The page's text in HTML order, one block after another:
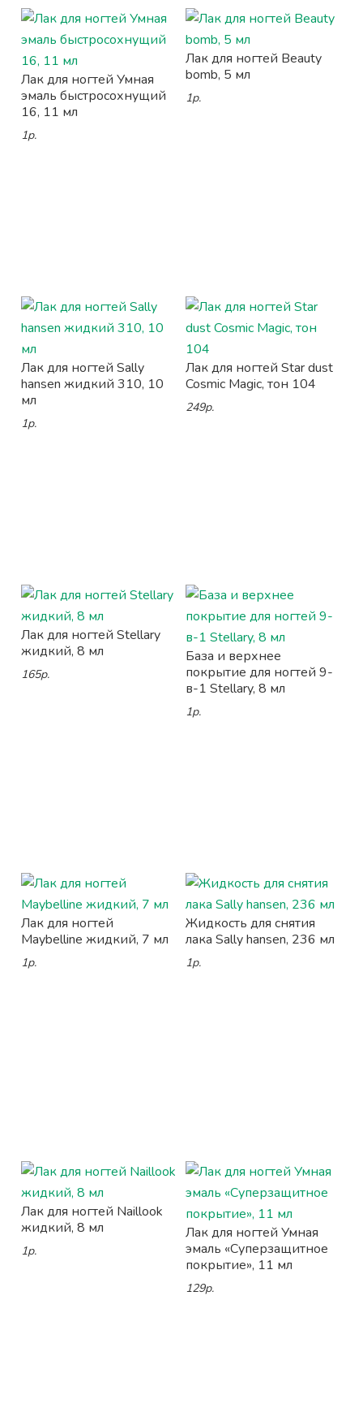
Лак для ногтей Умная
эмаль быстросохнущий
16, 11 мл
1р.
Лак для ногтей Beauty
bomb, 5 мл
1р.
Лак для ногтей Sally
hansen жидкий 310, 10
мл
1р.
Лак для ногтей Star dust
Cosmic Magic, тон 104
249р.
Лак для ногтей Stellary
жидкий, 8 мл
165р.
База и верхнее
покрытие для ногтей 9-
в-1 Stellary, 8 мл
1р.
Лак для ногтей
Maybelline жидкий, 7 мл
1р.
Жидкость для снятия
лака Sally hansen, 236 мл
1р.
Лак для ногтей Naillook
жидкий, 8 мл
1р.
Лак для ногтей Умная
эмаль «Суперзащитное
покрытие», 11 мл
129р.